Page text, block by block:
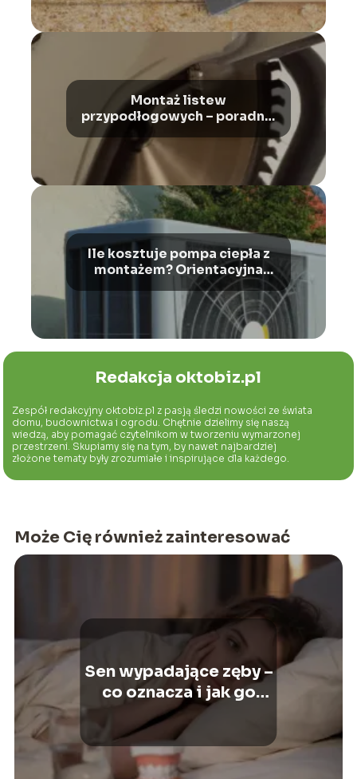
Montaż listew
przypodłogowych – poradnik
Ile kosztuje pompa ciepła z
montażem? Orientacyjna
cena urządzenia i instalacji
Redakcja oktobiz.pl
Zespół redakcyjny oktobiz.pl z pasją śledzi nowości ze świata
domu, budownictwa i ogrodu. Chętnie dzielimy się naszą
wiedzą, aby pomagać czytelnikom w tworzeniu wymarzonej
przestrzeni. Skupiamy się na tym, by nawet najbardziej
złożone tematy były zrozumiałe i inspirujące dla każdego.
Może Cię również zainteresować
Sen wypadające zęby –
co oznacza i jak go
interpretować?